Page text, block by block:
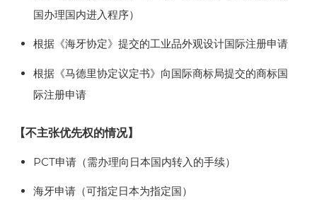
国办理国内进入程序）
根据《海牙协定》提交的工业品外观设计国际注册申请
根据《马德里协定议定书》向国际商标局提交的商标国
际注册申请
【不主张优先权的情况】
PCT申请（需办理向日本国内转入的手续）
海牙申请（可指定日本为指定国）